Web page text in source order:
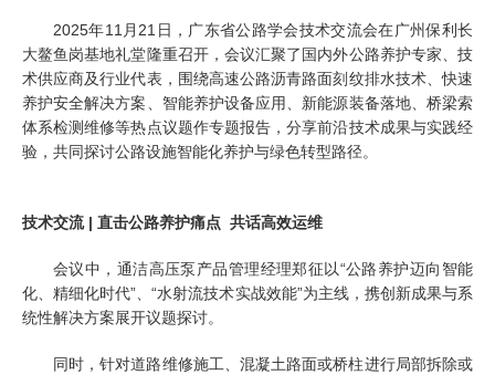
2025年11月21日，广东省公路学会技术交流会在广州保利长
大鳌鱼岗基地礼堂隆重召开，会议汇聚了国内外公路养护专家、技
术供应商及行业代表，围绕高速公路沥青路面刻纹排水技术、快速
养护安全解决方案、智能养护设备应用、新能源装备落地、桥梁索
体系检测维修等热点议题作专题报告，分享前沿技术成果与实践经
验，共同探讨公路设施智能化养护与绿色转型路径。
技术交流 | 直击公路养护痛点 共话高效运维
会议中，通洁高压泵产品管理经理郑征以“公路养护迈向智能
化、精细化时代”、“水射流技术实战效能”为主线，携创新成果与系
统性解决方案展开议题探讨。
同时，针对道路维修施工、混凝土路面或桥柱进行局部拆除或